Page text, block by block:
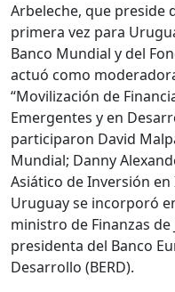
Arbeleche, que preside
primera vez para
Banco Mundial y del
actuó como
“Movilización de
Emergentes y en
participaron David
Mundial; Danny
Asiático de Inversión
Uruguay se incorporó
ministro de Finanzas de
presidenta del Banco
Desarrollo (BERD).